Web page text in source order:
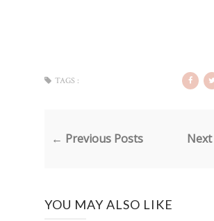
TAGS :
← Previous Posts
YOU MAY ALSO LIKE